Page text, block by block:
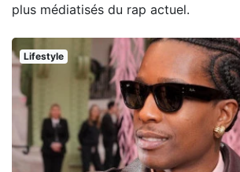
plus médiatisés du rap actuel.
Lifestyle